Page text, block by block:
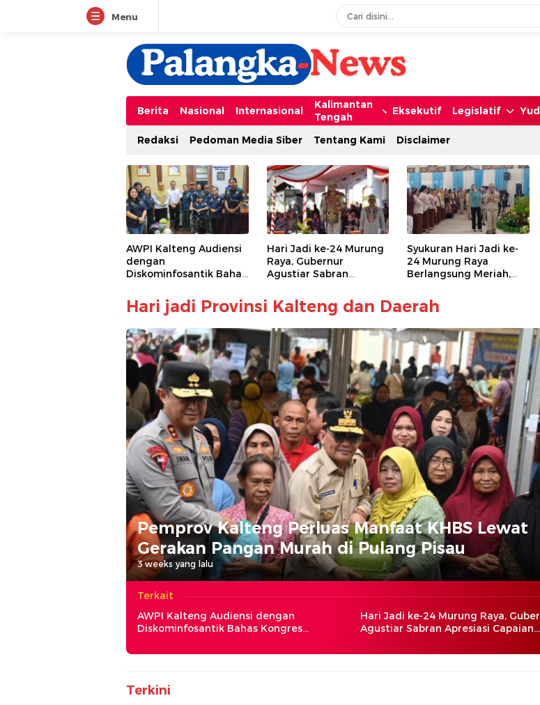
Menu
Berita Nasional Internasional
Kalimantan
Tengah
Eksekutif Legislatif
Redaksi
Pedoman Media Siber Tentang Kami Disclaimer
AWPI Kalteng Audiensi
dengan
Diskominfosantik Bahas
AWPI
Hari Jadi ke-24 Murung
Raya, Gubernur
Agustiar Sabran
Pembangunan
Syukuran Hari Jadi ke-
24 Murung Raya
Berlangsung Meriah,
Sabran Hibur
Masyarakat
Hari jadi Provinsi Kalteng dan Daerah
Pemprov Kalteng Perluas Manfaat KHBS Lewat
Gerakan Pangan Murah di Pulang Pisau
3 weeks yang lalu
Terkait
AWPI Kalteng Audiensi dengan
Diskominfosantik Bahas Kongres
Hari Jadi ke-24 Murung Raya,
Agustiar Sabran Apresiasi Capaian
Terkini